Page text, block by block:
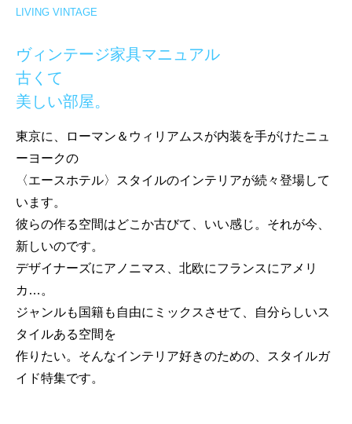
LIVING VINTAGE
ヴィンテージ家具マニュアル
古くて
美しい部屋。
東京に、ローマン＆ウィリアムスが内装を手がけたニュ
ーヨークの
〈エースホテル〉スタイルのインテリアが続々登場して
います。
彼らの作る空間はどこか古びて、いい感じ。それが今、
新しいのです。
デザイナーズにアノニマス、北欧にフランスにアメリ
カ…。
ジャンルも国籍も自由にミックスさせて、自分らしいス
タイルある空間を
作りたい。そんなインテリア好きのための、スタイルガ
イド特集です。